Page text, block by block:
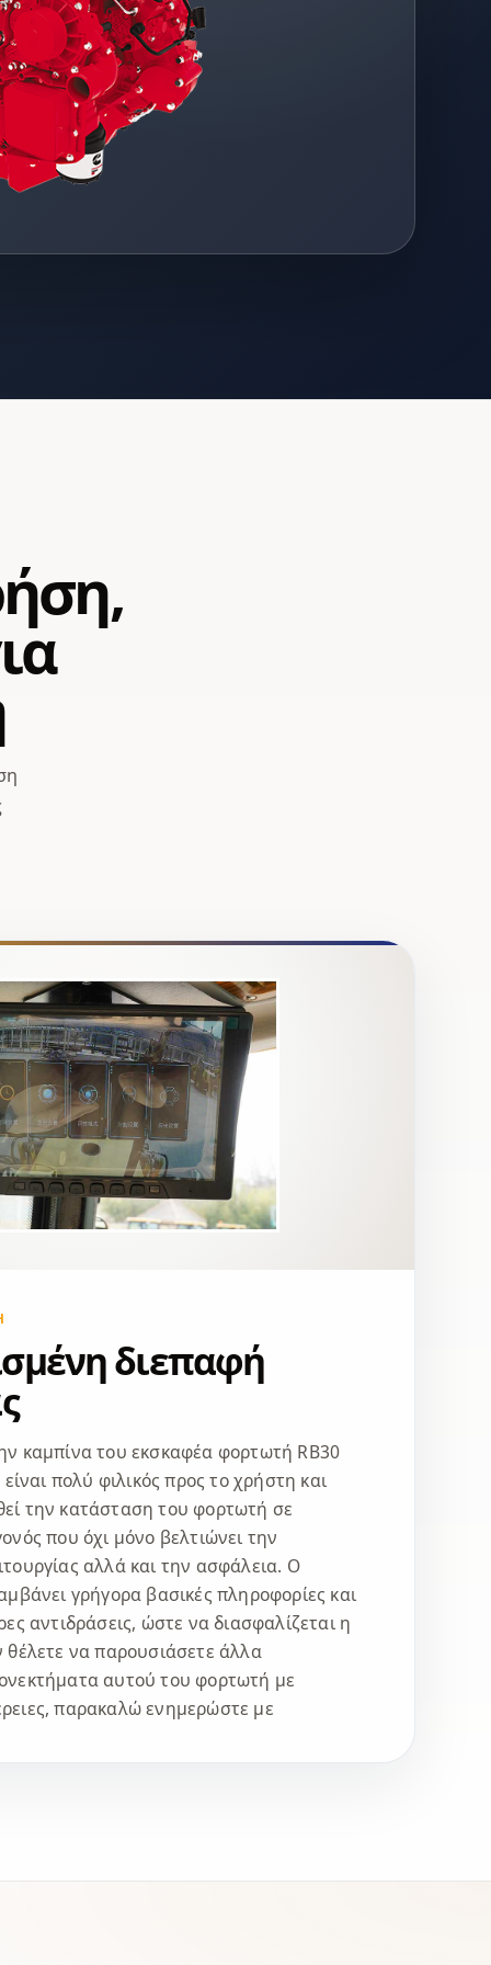
διεπαφή
καμπίνα του εκσκαφέα φορτωτή RB30
είναι πολύ φιλικός προς το χρήστη και
την κατάσταση του φορτωτή σε
που όχι μόνο βελτιώνει την
αλλά και την ασφάλεια. Ο
γρήγορα βασικές πληροφορίες και
αντιδράσεις, ώστε να διασφαλίζεται η
θέλετε να παρουσιάσετε άλλα
αυτού του φορτωτή με
παρακαλώ ενημερώστε με